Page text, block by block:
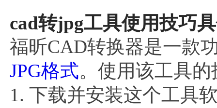
cad转jpg工具使用技巧
福昕CAD转换器是一款
JPG格式。使用该工具
1. 下载并安装这个工具